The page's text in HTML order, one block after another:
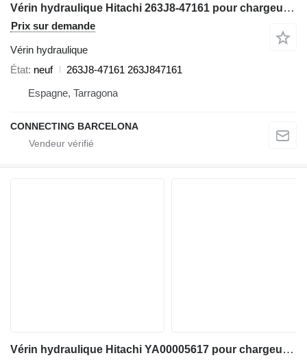
Vérin hydraulique Hitachi 263J8-47161 pour chargeuse sur pneus Hitachi ZW 310
Prix sur demande
Vérin hydraulique
État neuf
263J8-47161 263J847161
Espagne, Tarragona
CONNECTING BARCELONA
Vérin hydraulique Hitachi YA00005617 pour chargeuse sur pneus Hitachi ZW180 ZW180-6 ZW180-7 ZW180-5A ZW180-5B